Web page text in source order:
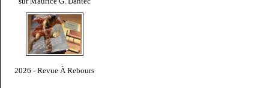
2026 - Revue À Rebours